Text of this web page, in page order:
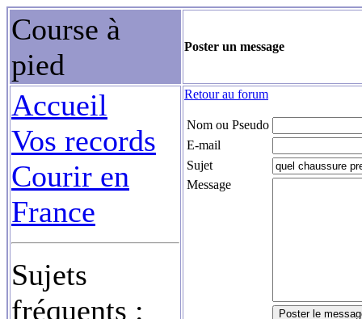
Course à
pied
Poster un message
Accueil
Vos records
Courir en
France
Sujets
fréquents :
Retour au forum
Nom ou Pseudo
E-mail
Sujet
Message